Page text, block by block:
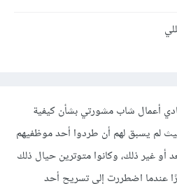
أعمال شاب مشورتي بشأن كيفية
لم يسبق لهم أن طردوا أحد موظفيهم
أو غير ذلك، وكانوا متوترين حيال ذلك
عندما اضطررت إلى تسريح أحد